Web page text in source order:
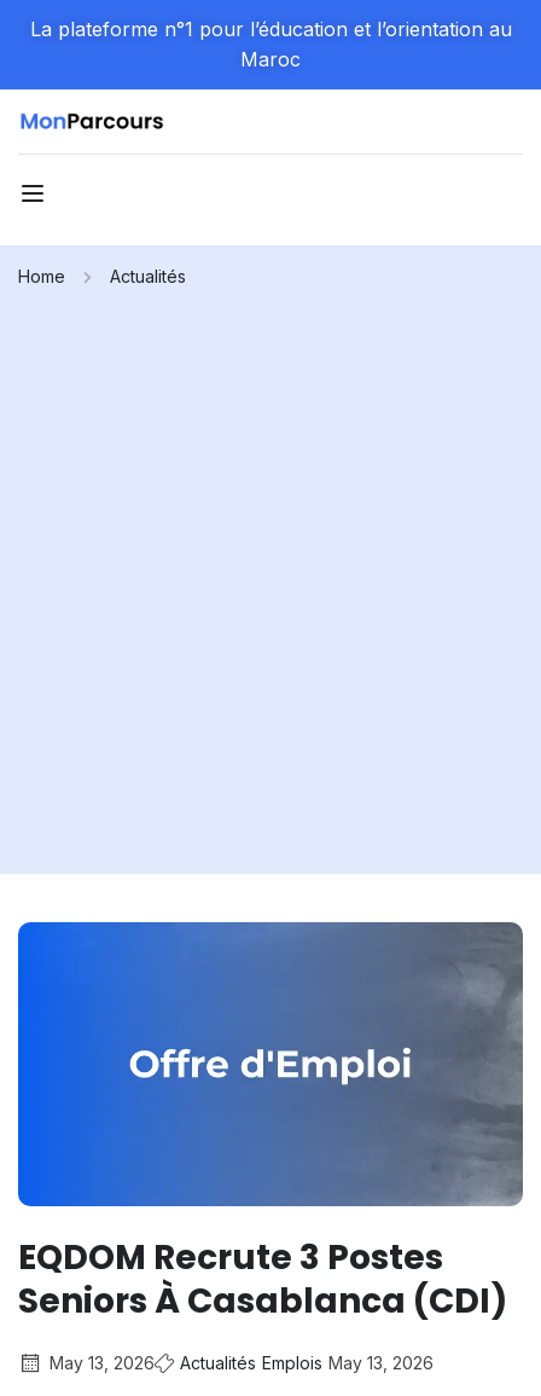
La plateforme n°1 pour l’éducation et l’orientation au
Maroc
Home Actualités
EQDOM Recrute 3 Postes
Seniors À Casablanca (CDI)
May 13, 2026 Actualités Emplois May 13, 2026